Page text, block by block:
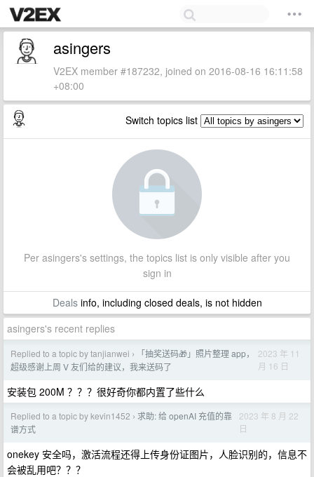
asingers
V2EX member #187232, joined on 2016-08-16 16:11:58
+08:00
Switch topics list
Per asingers's settings, the topics list is only visible after you
sign in
Dealsinfo, including closed deals, is not hidden
asingers's recent replies
Replied to a topic by tanjianwei ›
「抽奖送码🎁」照片整理 app，
超级感谢上周 V 友们给的建议，我来送码了
2023 年 11
月 16 日
安装包 200M ？？？很好奇你都内置了些什么
Replied to a topic by kevin1452 › 求助: 给 openAI 充值的靠
谱方式
2023 年 8 月 22
日
onekey 安全吗，激活流程还得上传身份证图片，人脸识别的，信息不
会被乱用吧？？？